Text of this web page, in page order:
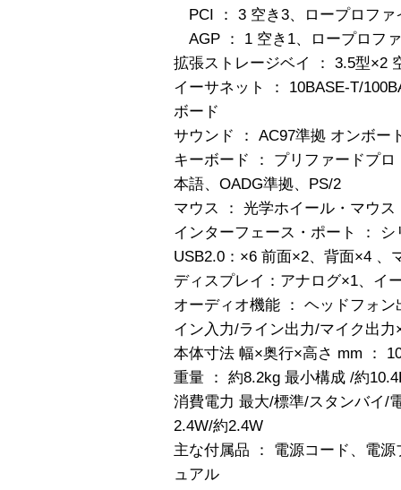
PCI ： 3 空き3、ロープロファ
AGP ： 1 空き1、ロープロフ
拡張ストレージベイ ： 3.5型×2
イーサネット ： 10BASE-T/
ボード
サウンド ： AC97準拠 オンボー
キーボード ： プリファードプ
本語、OADG準拠、PS/2
マウス ： 光学ホイール・マウス
インターフェース・ポート ：
USB2.0：×6 前面×2、背面×4 、
ディスプレイ：アナログ×1、イ
オーディオ機能 ： ヘッドフォ
イン入力/ライン出力/マイク出力
本体寸法 幅×奥行×高さ mm ：
重量 ： 約8.2kg 最小構成 /約
消費電力 最大/標準/スタンバイ/
2.4W/約2.4W
主な付属品 ： 電源コード、電
ュアル